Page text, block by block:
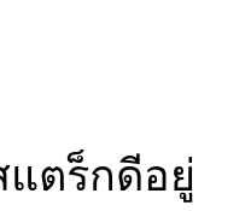
ตร็กดีอยู่